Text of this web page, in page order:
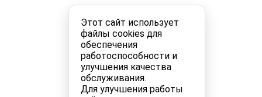
Этот сайт использует
файлы cookies для
обеспечения
работоспособности и
улучшения качества
обслуживания.
Для улучшения работы